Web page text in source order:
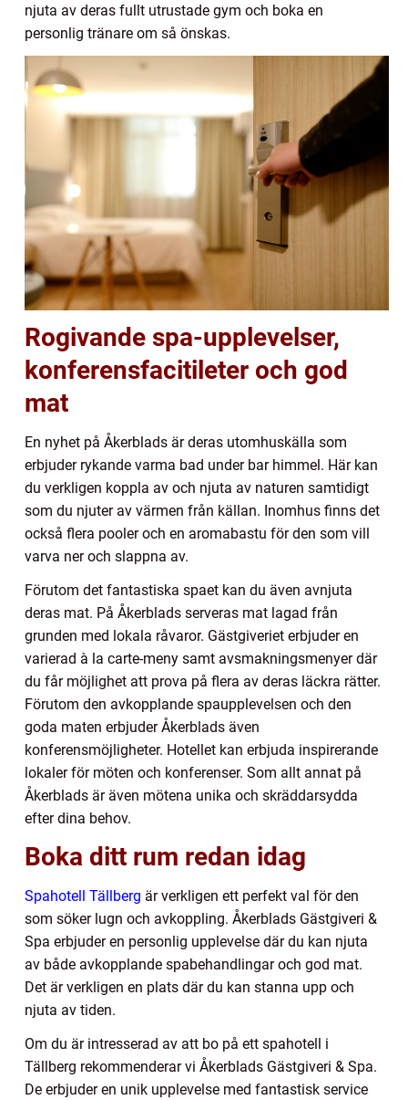
njuta av deras fullt utrustade gym och boka en
personlig tränare om så önskas.
Rogivande spa-upplevelser,
konferensfacitileter och god
mat
En nyhet på Åkerblads är deras utomhuskälla som
erbjuder rykande varma bad under bar himmel. Här kan
du verkligen koppla av och njuta av naturen samtidigt
som du njuter av värmen från källan. Inomhus finns det
också flera pooler och en aromabastu för den som vill
varva ner och slappna av.
Förutom det fantastiska spaet kan du även avnjuta
deras mat. På Åkerblads serveras mat lagad från
grunden med lokala råvaror. Gästgiveriet erbjuder en
varierad à la carte-meny samt avsmakningsmenyer där
du får möjlighet att prova på flera av deras läckra rätter.
Förutom den avkopplande spaupplevelsen och den
goda maten erbjuder Åkerblads även
konferensmöjligheter. Hotellet kan erbjuda inspirerande
lokaler för möten och konferenser. Som allt annat på
Åkerblads är även mötena unika och skräddarsydda
efter dina behov.
Boka ditt rum redan idag
Spahotell Tällberg är verkligen ett perfekt val för den
som söker lugn och avkoppling. Åkerblads Gästgiveri &
Spa erbjuder en personlig upplevelse där du kan njuta
av både avkopplande spabehandlingar och god mat.
Det är verkligen en plats där du kan stanna upp och
njuta av tiden.
Om du är intresserad av att bo på ett spahotell i
Tällberg rekommenderar vi Åkerblads Gästgiveri & Spa.
De erbjuder en unik upplevelse med fantastisk service